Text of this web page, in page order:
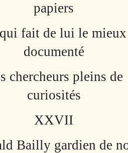
papiers
fait de lui le mieux
documenté
chercheurs pleins de
curiosités
XXVII
Bailly gardien de